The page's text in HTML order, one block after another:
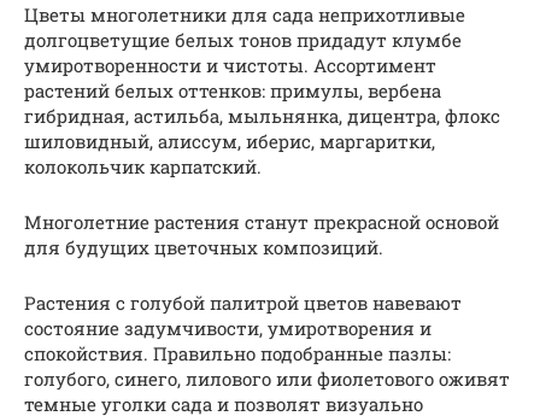
Цветы многолетники для сада неприхотливые
долгоцветущие белых тонов придадут клумбе
умиротворенности и чистоты. Ассортимент
растений белых оттенков: примулы, вербена
гибридная, астильба, мыльнянка, дицентра, флокс
шиловидный, алиссум, иберис, маргаритки,
колокольчик карпатский.
Многолетние растения станут прекрасной основой
для будущих цветочных композиций.
Растения с голубой палитрой цветов навевают
состояние задумчивости, умиротворения и
спокойствия. Правильно подобранные пазлы:
голубого, синего, лилового или фиолетового оживят
темные уголки сада и позволят визуально